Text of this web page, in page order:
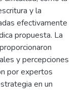
y la
efectivamente
propuesta. La
y percepciones
por expertos
en un